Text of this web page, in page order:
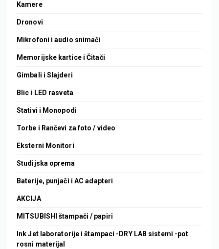
Kamere
Dronovi
Mikrofoni i audio snimači
Memorijske kartice i Čitači
Gimbali i Slajderi
Blic i LED rasveta
Stativi i Monopodi
Torbe i Rančevi za foto / video
Eksterni Monitori
Studijska oprema
Baterije, punjači i AC adapteri
AKCIJA
MITSUBISHI štampači / papiri
Ink Jet laboratorije i štampaci -DRY LAB sistemi -pot
rosni materijal